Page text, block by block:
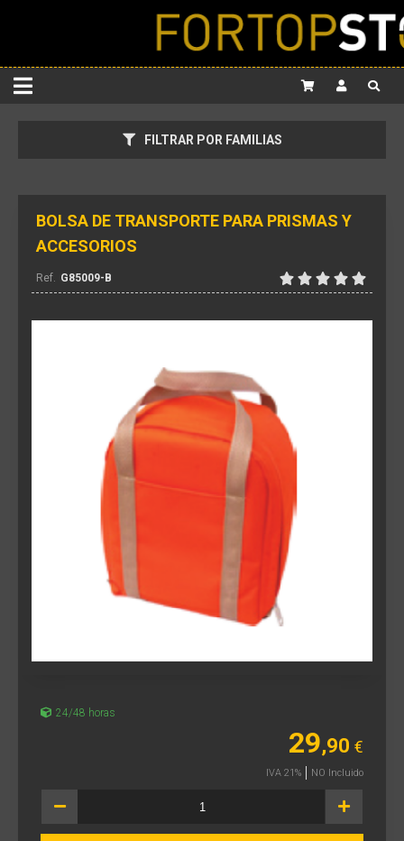
FILTRAR POR FAMILIAS
BOLSA DE TRANSPORTE PARA PRISMAS Y
ACCESORIOS
G85009-B
24/48 horas
29,90 €
IVA 21% NO Incluido